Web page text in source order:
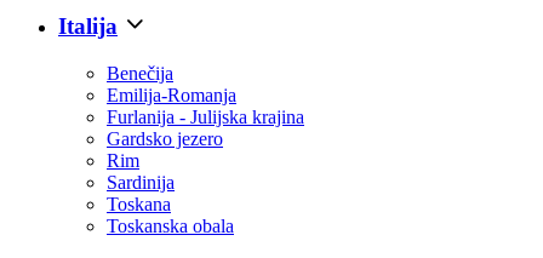
Italija
Benečija
Emilija-Romanja
Furlanija - Julijska krajina
Gardsko jezero
Rim
Sardinija
Toskana
Toskanska obala